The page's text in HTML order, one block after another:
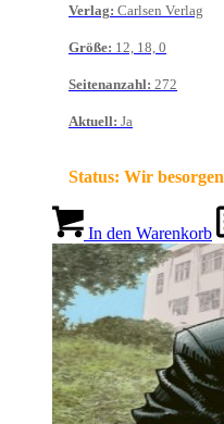
Verlag: Carlsen Verlag
Größe: 12, 18, 0
Seitenanzahl: 272
Aktuell: Ja
Status: Wir besorgen
In den Warenkorb